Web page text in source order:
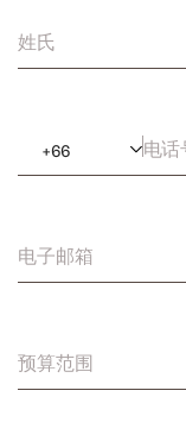
姓氏
+66 电话
电子邮箱
预算范围